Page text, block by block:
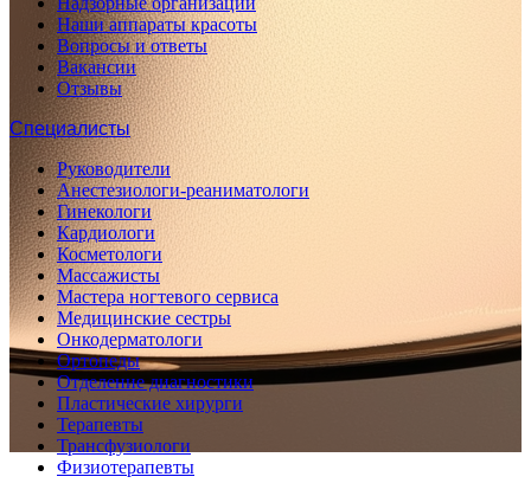
Наши аппараты красоты
Вопросы и ответы
Вакансии
Отзывы
Специалисты
Руководители
Анестезиологи-реаниматологи
Гинекологи
Кардиологи
Косметологи
Массажисты
Мастера ногтевого сервиса
Медицинские сестры
Онкодерматологи
Ортопеды
Отделение диагностики
Пластические хирурги
Терапевты
Трансфузиологи
Физиотерапевты